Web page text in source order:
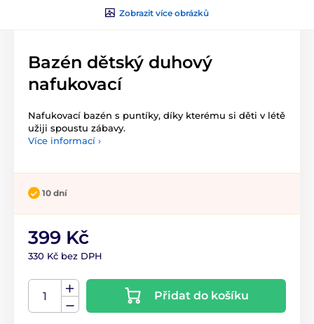
Zobrazit více obrázků
Bazén dětský duhový
nafukovací
Nafukovací bazén s puntíky, díky kterému si děti v létě
užiji spoustu zábavy.
Více informací ›
10 dní
399 Kč
330 Kč bez DPH
Přidat do košíku